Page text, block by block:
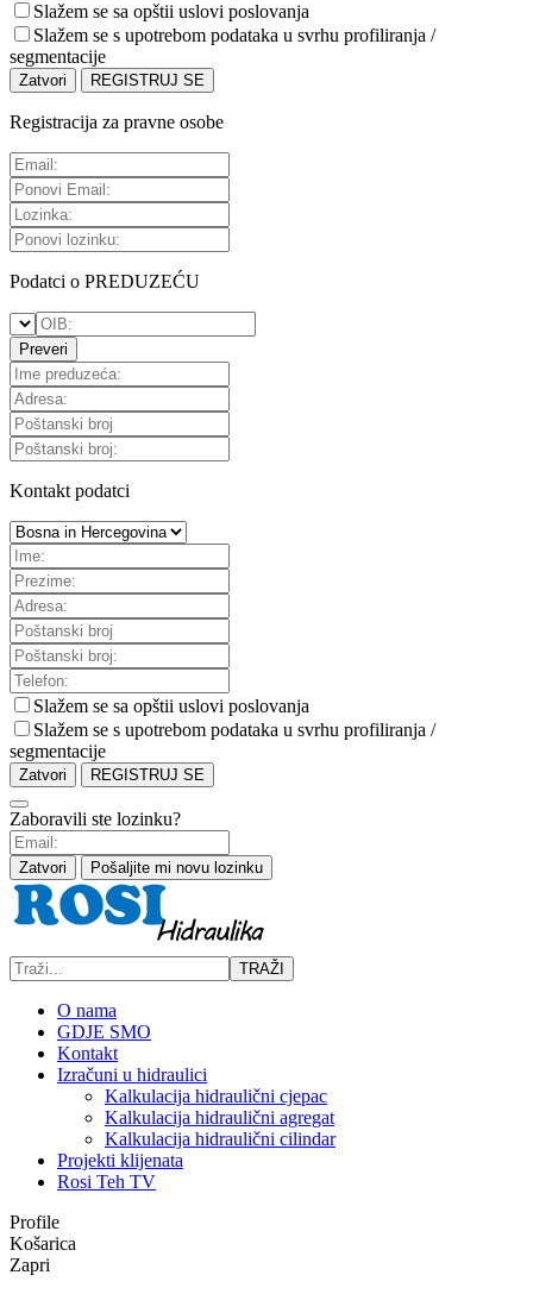
Slažem se sa opštii uslovi poslovanja
Slažem se s upotrebom podataka u svrhu profiliranja /
segmentacije
Zatvori REGISTRUJ SE
Registracija za pravne osobe
Podatci o PREDUZEĆU
Preveri
Kontakt podatci
Slažem se sa opštii uslovi poslovanja
Slažem se s upotrebom podataka u svrhu profiliranja /
segmentacije
Zatvori REGISTRUJ SE
Zaboravili ste lozinku?
Zatvori Pošaljite mi novu lozinku
TRAŽI
O nama
GDJE SMO
Kontakt
Izračuni u hidraulici
Kalkulacija hidraulični cjepac
Kalkulacija hidraulični agregat
Kalkulacija hidraulični cilindar
Projekti klijenata
Rosi Teh TV
Profile
Košarica
Zapri